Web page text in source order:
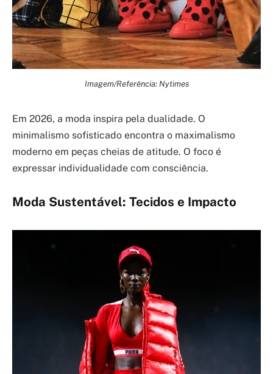
Imagem/Referência: Nytimes
Em 2026, a moda inspira pela dualidade. O
minimalismo sofisticado encontra o maximalismo
moderno em peças cheias de atitude. O foco é
expressar individualidade com consciência.
Moda Sustentável: Tecidos e Impacto